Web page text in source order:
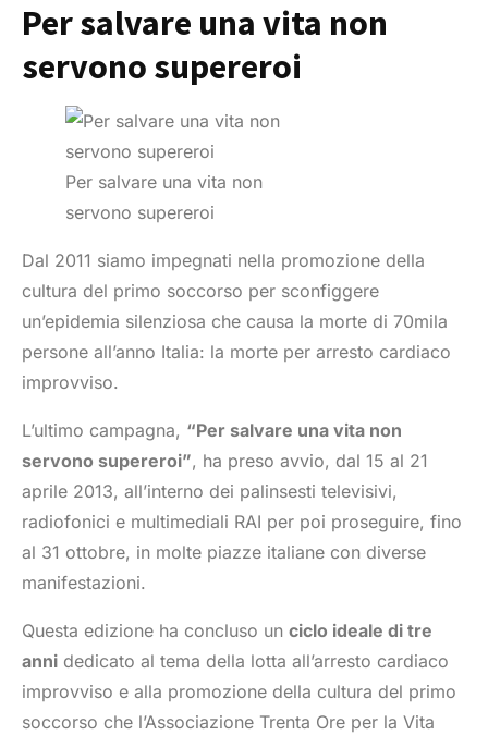
Per salvare una vita non
servono supereroi
Per salvare una vita non
servono supereroi
Dal 2011 siamo impegnati nella promozione della
cultura del primo soccorso per sconfiggere
un’epidemia silenziosa che causa la morte di 70mila
persone all’anno Italia: la morte per arresto cardiaco
improvviso.
L’ultimo campagna, “Per salvare una vita non
servono supereroi”, ha preso avvio, dal 15 al 21
aprile 2013, all’interno dei palinsesti televisivi,
radiofonici e multimediali RAI per poi proseguire, fino
al 31 ottobre, in molte piazze italiane con diverse
manifestazioni.
Questa edizione ha concluso un ciclo ideale di tre
anni dedicato al tema della lotta all’arresto cardiaco
improvviso e alla promozione della cultura del primo
soccorso che l’Associazione Trenta Ore per la Vita